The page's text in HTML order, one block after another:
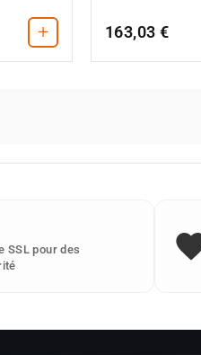
+ 163,03 €
SSL pour des